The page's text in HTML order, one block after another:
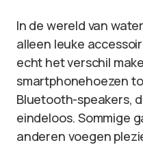
In de wereld van
alleen leuke
echt het verschil
smartphonehoezen
Bluetooth-speakers,
eindeloos. Sommige
anderen voegen